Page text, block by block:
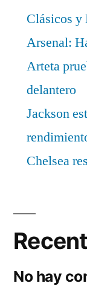
Clásicos y
Arsenal:
Arteta
delantero
Jackson
Chelsea
No hay